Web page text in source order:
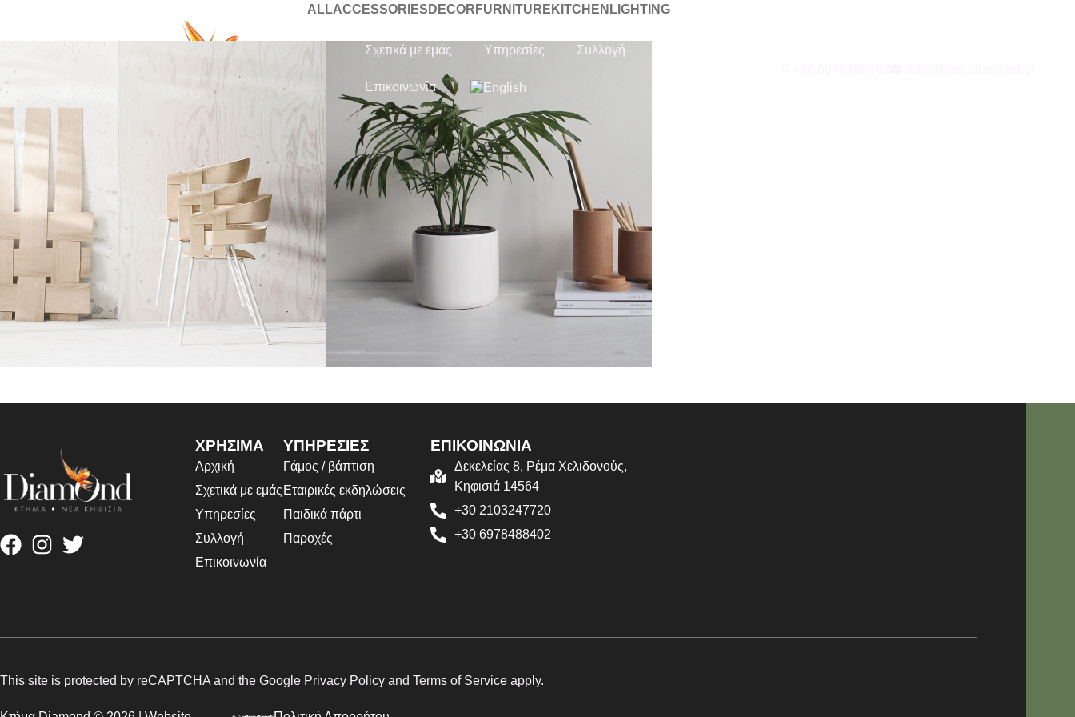
Σχετικά με εμάς Υπηρεσίες Συλλογή
Επικοινωνία
ALLACCESSORIES DECOR FURNITURE KITCHEN LIGHTING
ΧΡΗΣΙΜΑ
Αρχική
Σχετικά με εμάς
Υπηρεσίες
Συλλογή
Επικοινωνία
ΥΠΗΡΕΣΙΕΣ
Γάμος / βάπτιση
Εταιρικές εκδηλώσεις
Παιδικά πάρτι
Παροχές
ΕΠΙΚΟΙΝΩΝΙΑ
Δεκελείας 8, Ρέμα Χελιδονούς,
Κηφισιά 14564
+30 2103247720
+30 6978488402
This site is protected by reCAPTCHA and the Google Privacy Policy andTerms of Service apply.